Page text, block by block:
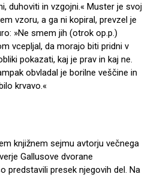
duhoviti in vzgojni.« Muster je svoj
vzoru, a ga ni kopiral, prevzel je
»Ne smem jih (otrok op.p.)
vcepljal, da morajo biti pridni v
pokazati, kaj je prav in kaj ne.
obvladal je borilne veščine in
krvavo.«
knjižnem sejmu avtorju večnega
Gallusove dvorane
predstavili presek njegovih del. Na